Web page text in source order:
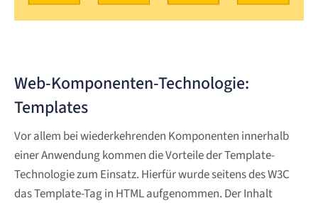
Web-Komponenten-Technologie:
Templates
Vor allem bei wiederkehrenden Komponenten innerhalb
einer Anwendung kommen die Vorteile der Template-
Technologie zum Einsatz. Hierfür wurde seitens des W3C
das Template-Tag in HTML aufgenommen. Der Inhalt